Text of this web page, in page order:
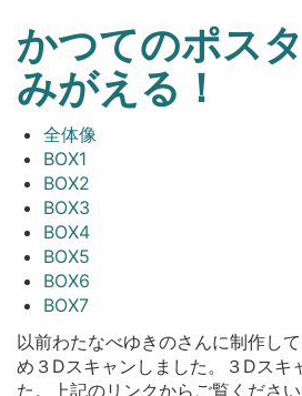
かつてのポス
みがえる！
全体像
BOX1
BOX2
BOX3
BOX4
BOX5
BOX6
BOX7
以前わたなべゆきのさんに制作し
め３Dスキャンしました。３Dスキ
た。上記のリンクからご覧ください